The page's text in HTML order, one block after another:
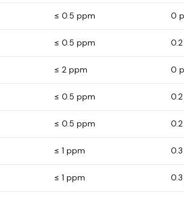
≤ 0.5 ppm 0
≤ 0.5 ppm 0.2
≤ 2 ppm 0
≤ 0.5 ppm 0.2
≤ 0.5 ppm 0.2
≤ 1 ppm 0.3
≤ 1 ppm 0.3